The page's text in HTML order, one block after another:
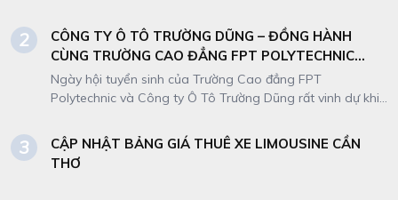
Công ty chúng tôi cần tuyển dụng nhân sự
2
CÔNG TY Ô TÔ TRƯỜNG DŨNG – ĐỒNG HÀNH
CÙNG TRƯỜNG CAO ĐẲNG FPT POLYTECHNIC
TRONG NGÀY HỘI TUYỂN SINH
Ngày hội tuyển sinh của Trường Cao đẳng FPT
Polytechnic và Công ty Ô Tô Trường Dũng rất vinh dự khi
biệt này! Với kinh nghiệm lâu năm trong lĩnh vực cho thuê
xe tự lái và dịch vụ tour du lịch từ 4 chỗ đến 45 chỗ,
Trường Dũng cam kết mang đến: Dàn xe hiện đại, chất
3
CẬP NHẬT BẢNG GIÁ THUÊ XE LIMOUSINE CẦN
THƠ